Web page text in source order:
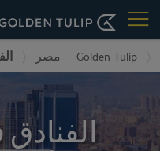
Golden Tulip مصر